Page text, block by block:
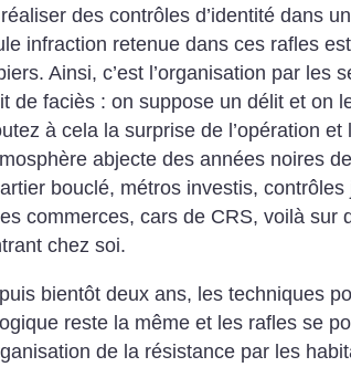
des contrôles d’identité dans
infraction retenue dans ces rafles
Ainsi, c’est l’organisation par les
de faciès : on suppose un délit et on
à cela la surprise de l’opération et
abjecte des années noires
bouclé, métros investis,
commerces, cars de CRS, voilà sur
chez soi.
bientôt deux ans, les techniques
reste la même et les rafles se
de la résistance par les